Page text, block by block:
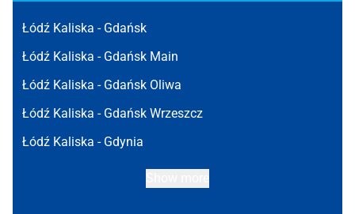
Łódź Kaliska - Gdańsk
Łódź Kaliska - Gdańsk Main
Łódź Kaliska - Gdańsk Oliwa
Łódź Kaliska - Gdańsk Wrzeszcz
Łódź Kaliska - Gdynia